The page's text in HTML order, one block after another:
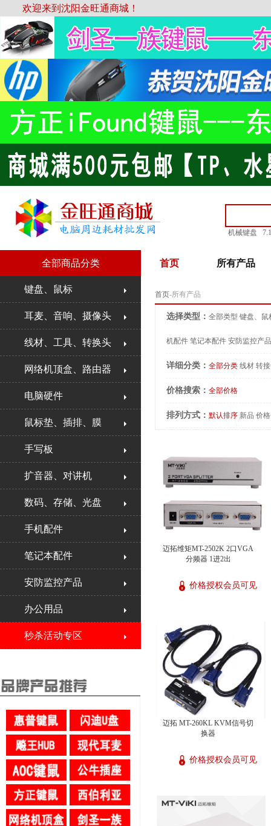
欢迎来到沈阳金旺通商城！
机械键盘
首页 所有产品
全部商品分类
键盘、鼠标
耳麦、音响、摄像头
线材、工具、转换头
网络机顶盒、路由器
电脑硬件
鼠标垫、插排、膜
手写板
扩音器、对讲机
数码、存储、光盘
手机配件
笔记本配件
安防监控产品
办公用品
秒杀活动专区
首页-所有产品
选择类型： 全部类型 键盘、鼠
机配件 笔记本配件 安防监控产品
详细分类： 全部分类 线材 转
价格搜索： 全部价格
排列方式： 默认排序 新品 价
迈拓维矩MT-2502K 2口VGA
分频器 1进2出
价格授权会员可见
迈拓 MT-260KL KVM信号切
换器
价格授权会员可见